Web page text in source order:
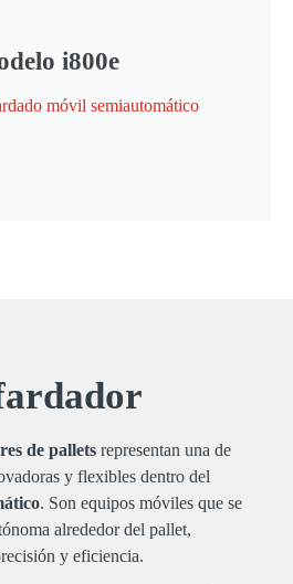
i800e
móvil semiautomático
de pallets representan una de
y flexibles dentro del
. Son equipos móviles que se
alrededor del pallet,
y eficiencia.